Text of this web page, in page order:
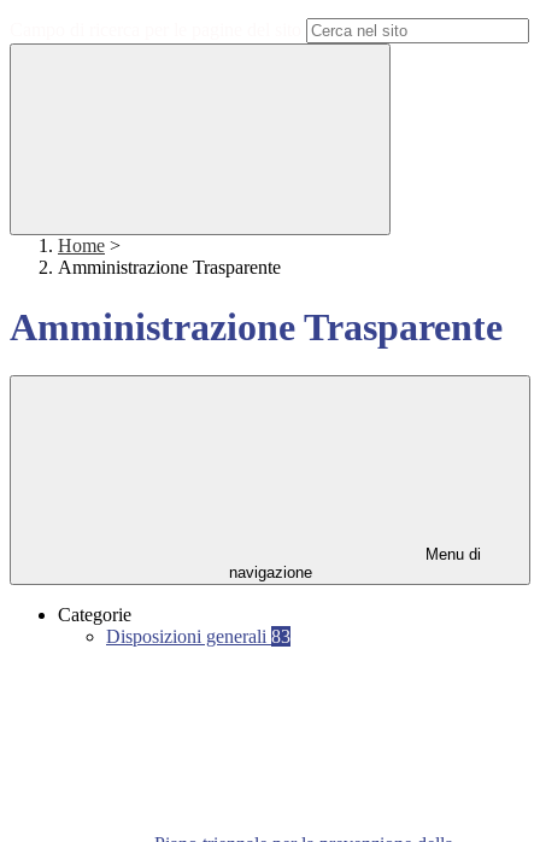
Home >
Amministrazione Trasparente
Amministrazione Trasparente
Menu di
navigazione
Categorie
Disposizioni generali 83